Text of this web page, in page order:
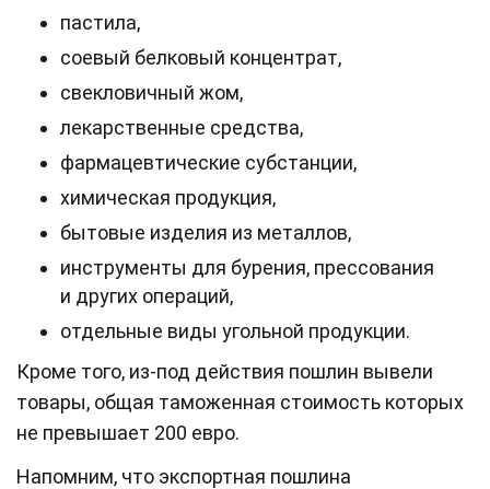
пастила,
соевый белковый концентрат,
свекловичный жом,
лекарственные средства,
фармацевтические субстанции,
химическая продукция,
бытовые изделия из металлов,
инструменты для бурения, прессования
и других операций,
отдельные виды угольной продукции.
Кроме того, из-под действия пошлин вывели
товары, общая таможенная стоимость которых
не превышает 200 евро.
Напомним, что экспортная пошлина